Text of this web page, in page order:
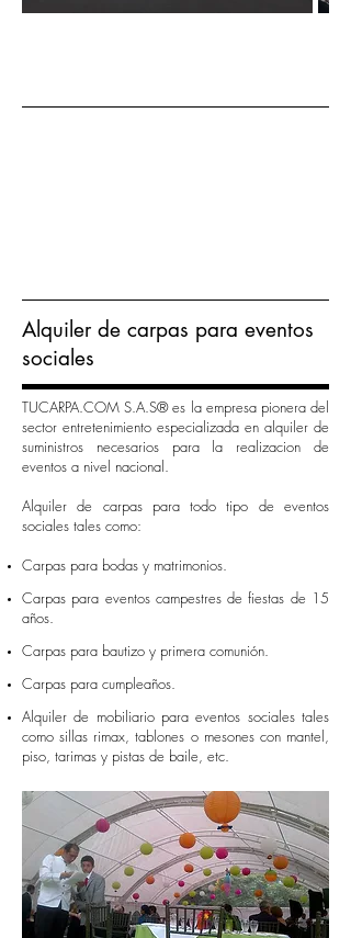
Alquiler de carpas para eventos
sociales
TUCARPA.COM S.A.S® es la empresa pionera del
sector entretenimiento especializada en alquiler de
suministros necesarios para la realizacion de
eventos a nivel nacional.
Alquiler de carpas para todo tipo de eventos
sociales tales como:
​Carpas para bodas y matrimonios.
Carpas para eventos campestres de fiestas de 15
años.
Carpas para bautizo y primera comunión.
Carpas para cumpleaños.
Alquiler de mobiliario para eventos sociales tales
como sillas rimax, tablones o mesones con mantel,
piso, tarimas y pistas de baile, etc.